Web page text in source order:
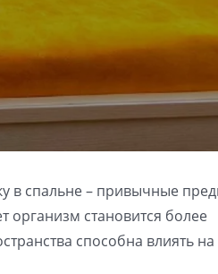
в спальне – привычные
организм становится более
способна влиять на